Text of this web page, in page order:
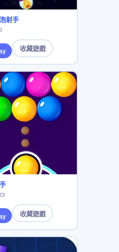
射手
收藏遊戲
收藏遊戲